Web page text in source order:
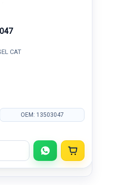
CAT
OEM: 13503047